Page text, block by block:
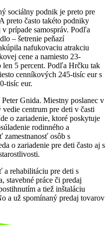
sociálny podnik je preto pre
preto často takéto podniky
prípade samospráv. Podľa
– šetrenie peňazí
nafukovaciu atrakciu
cene a namiesto 23-
len 5 percent. Podľa Hrčku tak
cenníkových 245-tisíc eur s
tisíc eur.
Gnida. Miestny poslanec v
centrum pre deti v časti
o zariadenie, ktoré poskytuje
rodinného a
osôb s
o zariadenie pre deti často aj s
a rehabilitáciu pre deti s
stavebné práce či predaj
a tiež inštaláciu
a už spomínaný predaj tovarov